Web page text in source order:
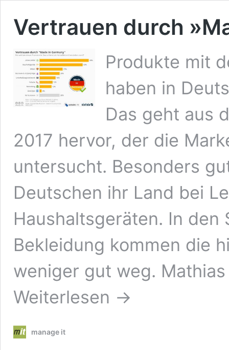
Vertrauen durch
Produkte mit
haben in
Das geht aus
2017 hervor, der die
untersucht. Besonders
Deutschen ihr Land bei
Haushaltsgeräten. In den
Bekleidung kommen die
weniger gut weg.
Weiterlesen →
manage it